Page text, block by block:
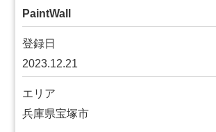
PaintWall
登録日
2023.12.21
エリア
兵庫県宝塚市